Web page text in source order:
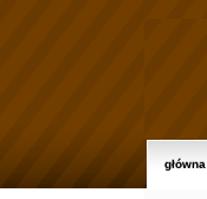
główna